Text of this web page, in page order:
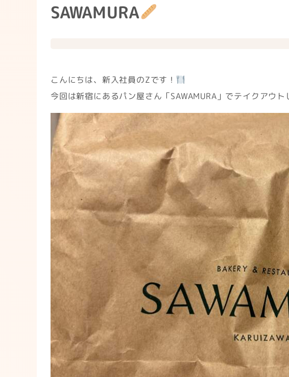
SAWAMURA
こんにちは、新入社員のZです！
今回は新宿にあるパン屋さん「SAWAMURA」でテイクアウト